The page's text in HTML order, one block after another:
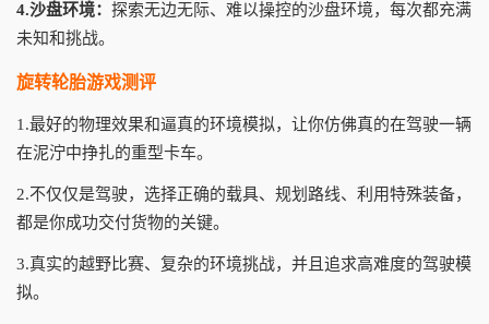
4.沙盘环境： 探索无边无际、难以操控的沙盘环境，每次都充满
未知和挑战。
旋转轮胎游戏测评
1.最好的物理效果和逼真的环境模拟，让你仿佛真的在驾驶一辆
在泥泞中挣扎的重型卡车。
2.不仅仅是驾驶，选择正确的载具、规划路线、利用特殊装备，
都是你成功交付货物的关键。
3.真实的越野比赛、复杂的环境挑战，并且追求高难度的驾驶模
拟。